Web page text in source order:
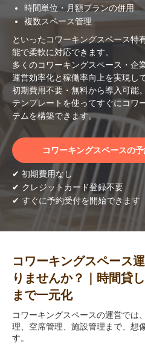
時間単位・月額プランの併用
複数スペース管理
といったコワーキングスペース特
能で柔軟に対応できます。
多くのコワーキングスペース・企
運営効率化と稼働率向上を実現し
初期費用不要・無料から導入可能。
テンプレートを使ってすぐにコワ
テムを構築できます。
コワーキングスペースの
✔ 初期費用なし
✔ クレジットカード登録不要
✔ すぐに予約受付を開始できます
コワーキングスペース
りませんか？｜時間貸
まで一元化
コワーキングスペースの運営では
理、空席管理、施設管理まで、想
す。